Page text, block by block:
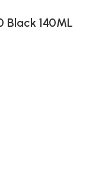
Black 140ML